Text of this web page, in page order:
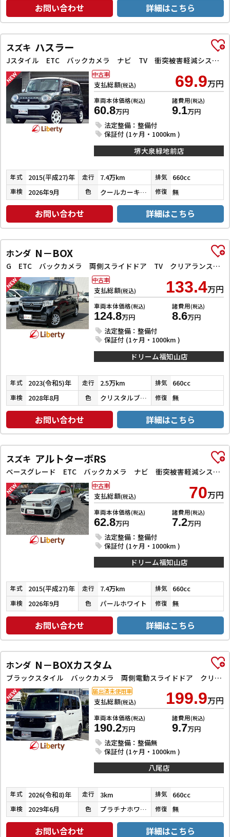
お問い合わせ 詳細はこちら
スズキ ハスラー
Jスタイル ETC バックカメラ ナビ TV 衝突被害軽減システム オートライト スマートキー アイドリングストップ 電動格納ミラー シートヒーター ベンチシート CVT ESC CD DVD再生
支払総額(税込) 69.9万円
車両本体価格(税込)
60.8万円
諸費用(税込)
9.1万円
法定整備：整備付
保証付 (1ヶ月・1000km )
中古車
堺大泉緑地前店
年式 2015(平成27)年 走行 7.4万km 排気 660cc
車検 2026年9月 色 クールカーキパールメタリック／ホワイト 修復 無
お問い合わせ 詳細はこちら
ホンダ N－BOX
G ETC バックカメラ 両側スライドドア TV クリアランスソナー オートクルーズコントロール レーンアシスト 衝突被害軽減システム オートライト LEDヘッドランプ スマートキー
支払総額(税込) 133.4万円
車両本体価格(税込)
124.8万円
諸費用(税込)
8.6万円
法定整備：整備付
保証付 (1ヶ月・1000km )
中古車
ドリーム福知山店
年式 2023(令和5)年 走行 2.5万km 排気 660cc
車検 2028年8月 色 クリスタルブラックパール 修復 無
お問い合わせ 詳細はこちら
スズキ アルトターボRS
ベースグレード ETC バックカメラ ナビ 衝突被害軽減システム オートライト HID スマートキー アイドリングストップ 電動格納ミラー シートヒーター AT 盗難防止システム ABS ESC アルミホイール
支払総額(税込) 70万円
車両本体価格(税込)
62.8万円
諸費用(税込)
7.2万円
法定整備：整備付
保証付 (1ヶ月・1000km )
中古車
ドリーム福知山店
年式 2015(平成27)年 走行 7.4万km 排気 660cc
車検 2026年9月 色 パールホワイト 修復 無
お問い合わせ 詳細はこちら
ホンダ N－BOXカスタム
ブラックスタイル バックカメラ 両側電動スライドドア クリアランスソナー オートクルーズコントロール レーンアシスト 衝突被害軽減システム オートライト LEDヘッドランプ スマートキー アイドリングストップ
支払総額(税込) 199.9万円
車両本体価格(税込)
190.2万円
諸費用(税込)
9.7万円
法定整備：整備無
保証付 (1ヶ月・1000km )
届出済未使用車
八尾店
年式 2026(令和8)年 走行 3km 排気 660cc
車検 2029年6月 色 プラチナホワイトパール 修復 無
お問い合わせ 詳細はこちら